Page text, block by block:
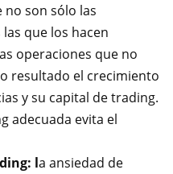
no son sólo las
que los hacen
operaciones que no
resultado el crecimiento
y su capital de trading.
adecuada evita el
la ansiedad de